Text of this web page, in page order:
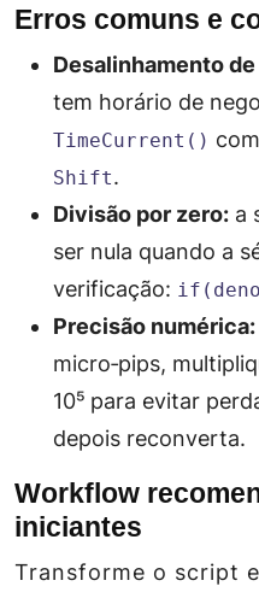
Erros comuns e
Desalinhamento
tem horário de
TimeCurrent()
Shift.
Divisão por zero: a
ser nula quando a
verificação:
Precisão numérica:
micro‑pips,
10⁵ para evitar
depois reconverta.
Workflow
iniciantes
Transforme o script